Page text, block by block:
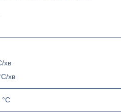
хв
хв